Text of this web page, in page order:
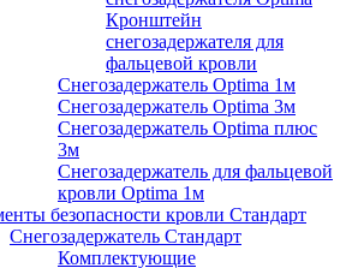
Кронштейн
снегозадержателя для
фальцевой кровли
Снегозадержатель Optima 1м
Снегозадержатель Optima 3м
Снегозадержатель Optima плюс
3м
Снегозадержатель для фальцевой
кровли Optima 1м
безопасности кровли Стандарт
Снегозадержатель Стандарт
Комплектующие